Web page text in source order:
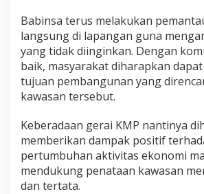
Babinsa terus melakukan
langsung di lapangan guna
yang tidak diinginkan. Dengan
baik, masyarakat diharapkan
tujuan pembangunan yang
kawasan tersebut.
Keberadaan gerai KMP nantinya
memberikan dampak positif
pertumbuhan aktivitas ekonomi
mendukung penataan kawasan
dan tertata.